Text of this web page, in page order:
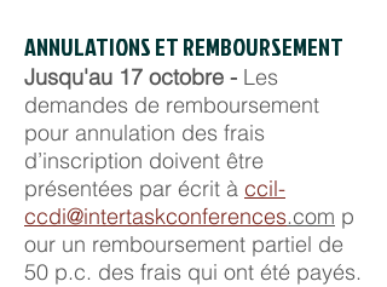
ANNULATIONS ET REMBOURSEMENT
Jusqu'au 17 octobre - Les
demandes de remboursement
pour annulation des frais
d’inscription doivent être
présentées par écrit à ccil-
ccdi@intertaskconferences.com p
our un remboursement partiel de
50 p.c. des frais qui ont été payés.